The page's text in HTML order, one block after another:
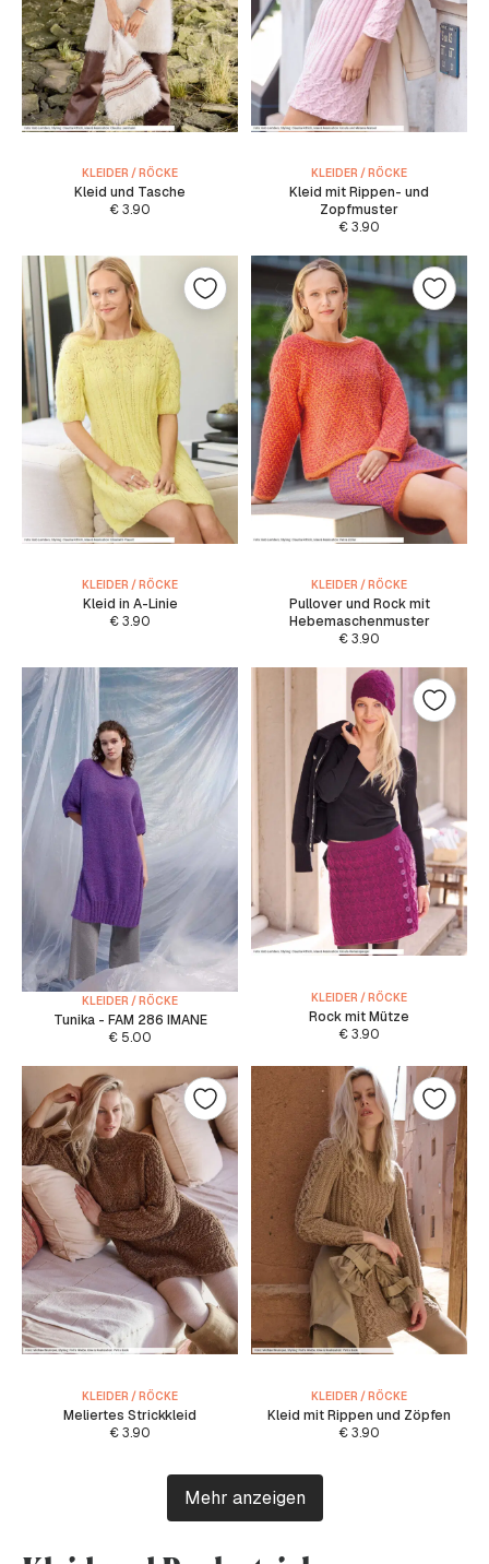
KLEIDER / RÖCKE
Kleid und Tasche
€3.90
KLEIDER / RÖCKE
Kleid mit Rippen- und
Zopfmuster
€3.90
KLEIDER / RÖCKE
Kleid in A-Linie
€3.90
KLEIDER / RÖCKE
Pullover und Rock mit
Hebemaschenmuster
€3.90
KLEIDER / RÖCKE
Tunika - FAM 286 IMANE
€ 5.00
KLEIDER / RÖCKE
Rock mit Mütze
€3.90
KLEIDER / RÖCKE
Meliertes Strickkleid
€3.90
KLEIDER / RÖCKE
Kleid mit Rippen und Zöpfen
€3.90
Mehr anzeigen